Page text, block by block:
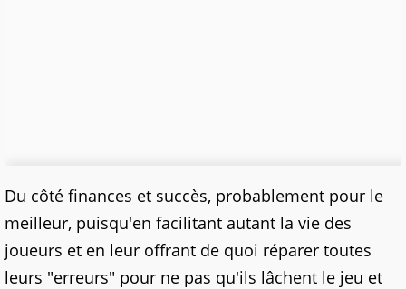
Du côté finances et succès, probablement pour le
meilleur, puisqu'en facilitant autant la vie des
joueurs et en leur offrant de quoi réparer toutes
leurs "erreurs" pour ne pas qu'ils lâchent le jeu et